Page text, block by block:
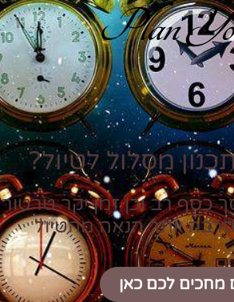
Plan
מסלול לטיול?
כסף רב וכן זמן יקר טרטור
יותר הנאה מהטיול
מחכים לכם כאן